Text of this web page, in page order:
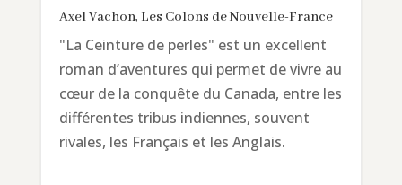
Axel Vachon, Les Colons de Nouvelle-France
"La Ceinture de perles" est un excellent
roman d’aventures qui permet de vivre au
cœur de la conquête du Canada, entre les
différentes tribus indiennes, souvent
rivales, les Français et les Anglais.